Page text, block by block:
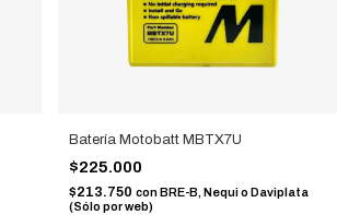
Batería Motobatt MBTX7U
$225.000
$213.750con BRE-B, Nequi o Daviplata
(Sólo por web)